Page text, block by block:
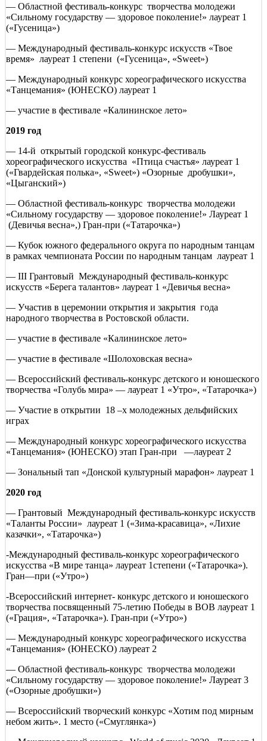
— Областной фестиваль-конкурс творчества молодежи
«Сильному государству — здоровое поколение!» лауреат 1
(«Гусеница»)
— Международный фестиваль-конкурс искусств «Твое
время» лауреат 1 степени («Гусеница», «Sweet»)
— Международный конкурс хореографического искусства
«Танцемания» (ЮНЕСКО) лауреат 1
— участие в фестивале «Калининское лето»
2019 год
— 14-й открытый городской конкурс-фестиваль
хореографического искусства «Птица счастья» лауреат 1
(«Гвардейская полька», «Sweet») «Озорные дробушки»,
«Цыганский»)
— Областной фестиваль-конкурс творчества молодежи
«Сильному государству — здоровое поколение!» Лауреат 1
(Девичья весна»,) Гран-при («Татарочка»)
— Кубок южного федерального округа по народным танцам
в рамках чемпионата России по народным танцам лауреат 1
— III Грантовый Международный фестиваль-конкурс
искусств «Берега талантов» лауреат 1 «Девичья весна»
— Участив в церемонии открытия и закрытия года
народного творчества в Ростовской области.
— участие в фестивале «Калининское лето»
— участие в фестивале «Шолоховская весна»
— Всероссийский фестиваль-конкурс детского и юношеского
творчества «Голубь мира» — лауреат 1 «Утро», «Татарочка»)
— Участие в открытии 18 –х молодежных дельфийских
играх
— Международный конкурс хореографического искусства
«Танцемания» (ЮНЕСКО) этап Гран-при —лауреат 2
— Зональный тап «Донской культурный марафон» лауреат 1
2020 год
— Грантовый Международный фестиваль-конкурс искусств
«Таланты России» лауреат 1 («Зима-красавица», «Лихие
казачки», «Татарочка»)
-Международный фестиваль-конкурс хореографического
искусства «В мире танца» лауреат 1степени («Татарочка»).
Гран—при («Утро»)
-Всероссийский интернет- конкурс детского и юношеского
творчества посвященный 75-летию Победы в ВОВ лауреат 1
(«Грация», «Татарочка»). Гран-при («Утро»)
— Международный конкурс хореографического искусства
«Танцемания» (ЮНЕСКО) лауреат 2
— Областной фестиваль-конкурс творчества молодежи
«Сильному государству — здоровое поколение!» Лауреат 3
(«Озорные дробушки»)
— Всероссийский творческий конкурс «Хотим под мирным
небом жить». 1 место («Смуглянка»)